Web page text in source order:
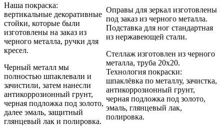
Наша покраска:
вертикальные декоративные
стойки, которые были
изготовлены на заказ из
черного металла, ручки для
кресел.
Черный металл мы
полностью шпаклевали и
зачистили, затем нанесли
антикоррозионный грунт,
черная подложка под золото,
далее эмаль, защитный
глянцевый лак и полировка.
Оправы для зеркал изготовлены
под заказ из черного металла.
Подставка для ног стандартная
из нержавеющей стали.
Стеллаж изготовлен из черного
металла, труба 20х20.
Технология покраски:
шпаклёвка по металлу, зачистка,
антикоррозионный грунт,
черная подложка под золото,
эмаль, глянцевый лак,
полировка.